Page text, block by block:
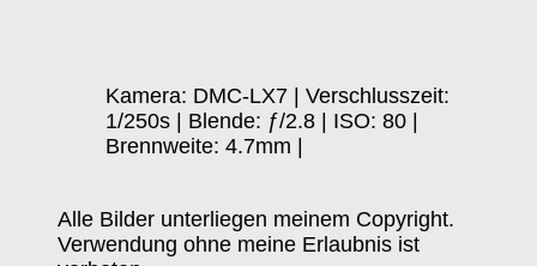
Kamera: DMC-LX7 | Verschlusszeit:
1/250s | Blende: ƒ/2.8 | ISO: 80 |
Brennweite: 4.7mm |
Alle Bilder unterliegen meinem Copyright.
Verwendung ohne meine Erlaubnis ist